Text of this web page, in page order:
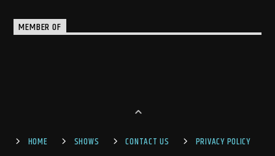
MEMBER OF
HOME SHOWS CONTACT US PRIVACY POLICY